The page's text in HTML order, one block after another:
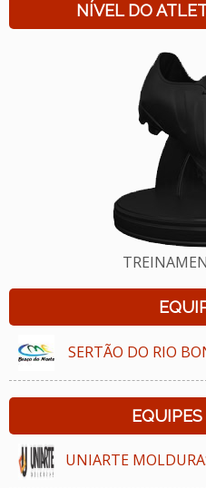
NÍVEL DO
SERTÃO DO RIO
UNIARTE